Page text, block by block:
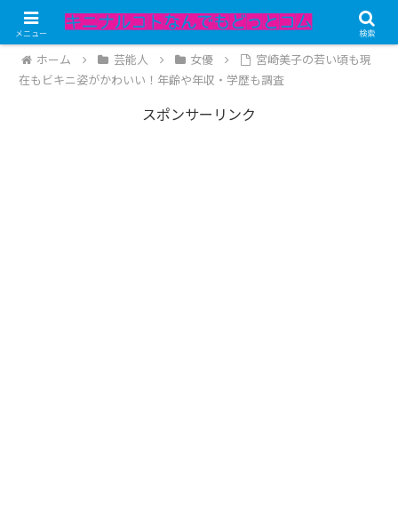
記事内にPRが含まれています。
ホーム 芸能人 女優
宮崎美子の若い頃も現
在もビキニ姿がかわいい！年齢や年収・学歴も調査
スポンサーリンク
メニュー 検索